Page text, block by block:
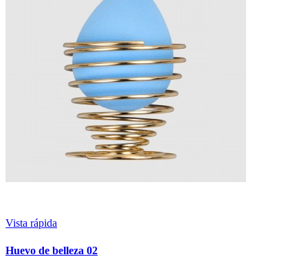
Vista rápida
Huevo de belleza 02